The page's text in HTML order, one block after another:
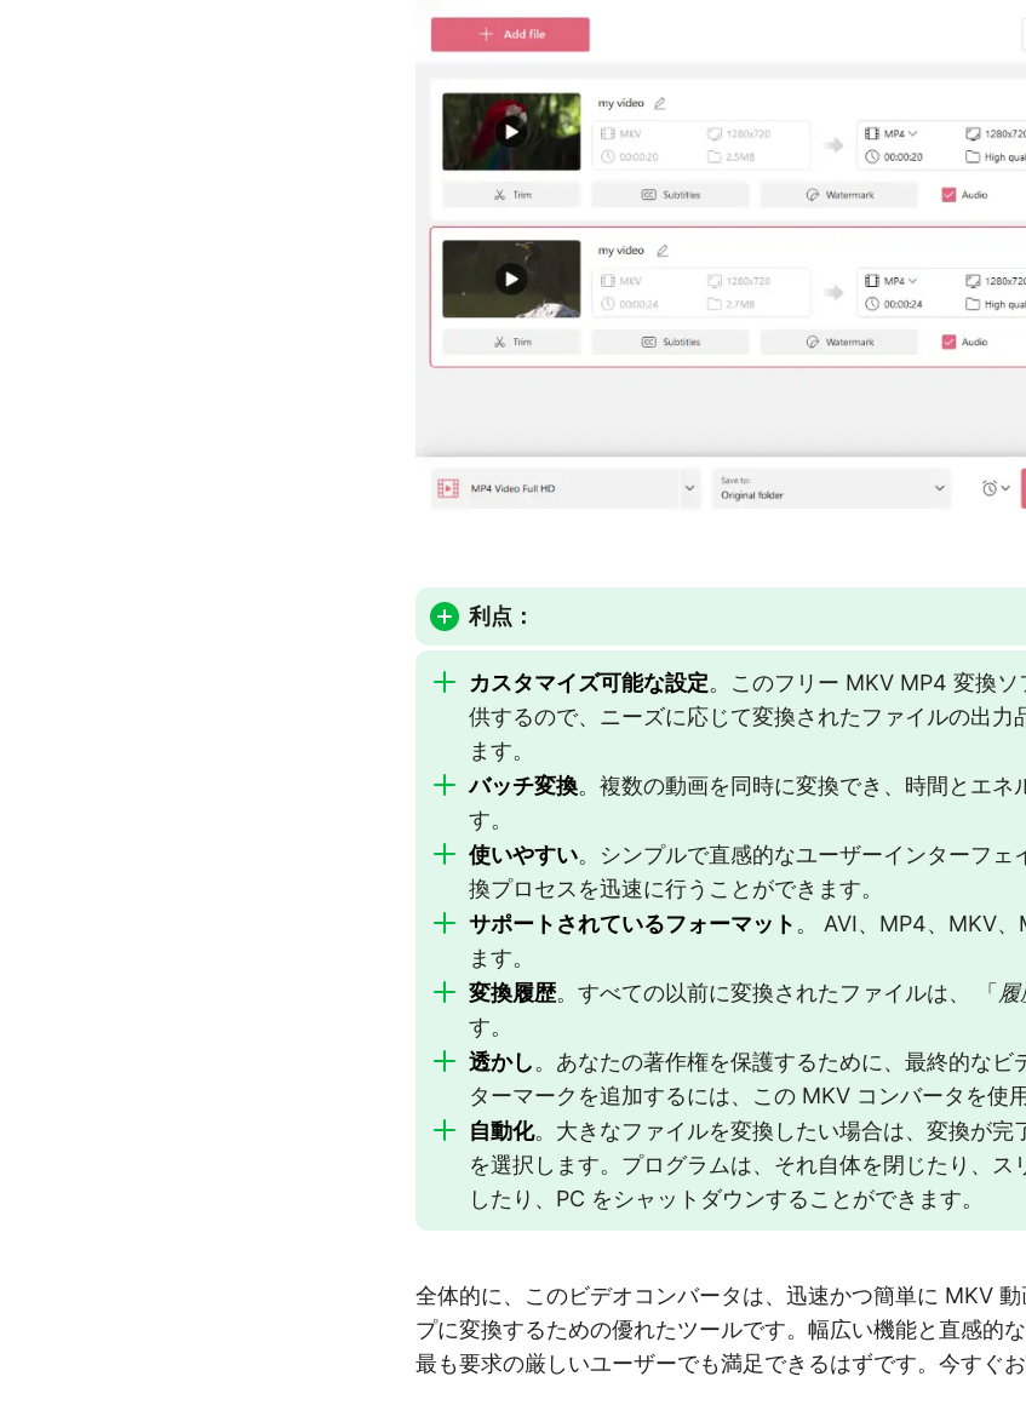
利点：
カスタマイズ可能な設定。このフリー MKV MP4 変換
供するので、ニーズに応じて変換されたファイルの出力
ます。
バッチ変換。複数の動画を同時に変換でき、時間とエネ
す。
使いやすい。シンプルで直感的なユーザーインターフェ
換プロセスを迅速に行うことができます。
サポートされているフォーマット 。 AVI、MP4、MKV、
ます。
変換履歴。すべての以前に変換されたファイルは、 「履
す。
透かし。あなたの著作権を保護するために、最終的なビ
ターマークを追加するには、この MKV コンバータを使
自動化。大きなファイルを変換したい場合は、変換が完
を選択します。プログラムは、それ自体を閉じたり、ス
したり、PC をシャットダウンすることができます。
全体的に、このビデオコンバータは、迅速かつ簡単に MKV
プに変換するための優れたツールです。幅広い機能と直感的
最も要求の厳しいユーザーでも満足できるはずです。今すぐお